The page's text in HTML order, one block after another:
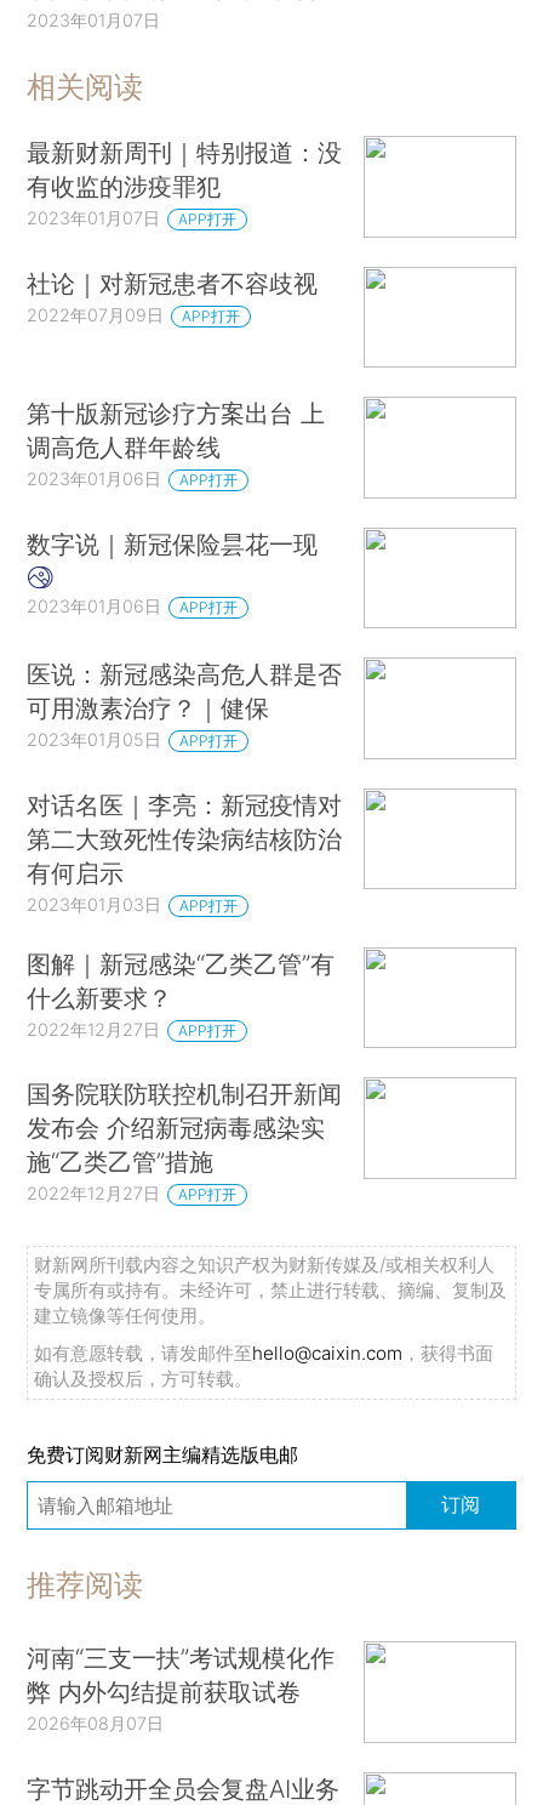
2023年01月07日
相关阅读
最新财新周刊｜特别报道：没
有收监的涉疫罪犯
2023年01月07日 APP打开
社论｜对新冠患者不容歧视
2022年07月09日 APP打开
第十版新冠诊疗方案出台 上
调高危人群年龄线
2023年01月06日 APP打开
数字说｜新冠保险昙花一现
2023年01月06日 APP打开
医说：新冠感染高危人群是否
可用激素治疗？｜健保
2023年01月05日 APP打开
对话名医｜李亮：新冠疫情对
第二大致死性传染病结核防治
有何启示
2023年01月03日 APP打开
图解｜新冠感染“乙类乙管”有
什么新要求？
2022年12月27日 APP打开
国务院联防联控机制召开新闻
发布会 介绍新冠病毒感染实
施“乙类乙管”措施
2022年12月27日 APP打开
财新网所刊载内容之知识产权为财新传媒及/或相关权利人
专属所有或持有。未经许可，禁止进行转载、摘编、复制及
建立镜像等任何使用。
如有意愿转载，请发邮件至hello@caixin.com ，获得书面
确认及授权后，方可转载。
免费订阅财新网主编精选版电邮
订阅
推荐阅读
河南“三支一扶”考试规模化作
弊 内外勾结提前获取试卷
2026年08月07日
字节跳动开全员会复盘AI业务